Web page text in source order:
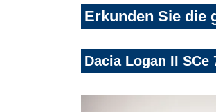
Erkunden Sie die
Dacia Logan II SCe